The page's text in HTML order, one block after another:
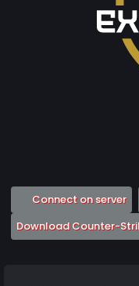
Connect on server
Download Counter-